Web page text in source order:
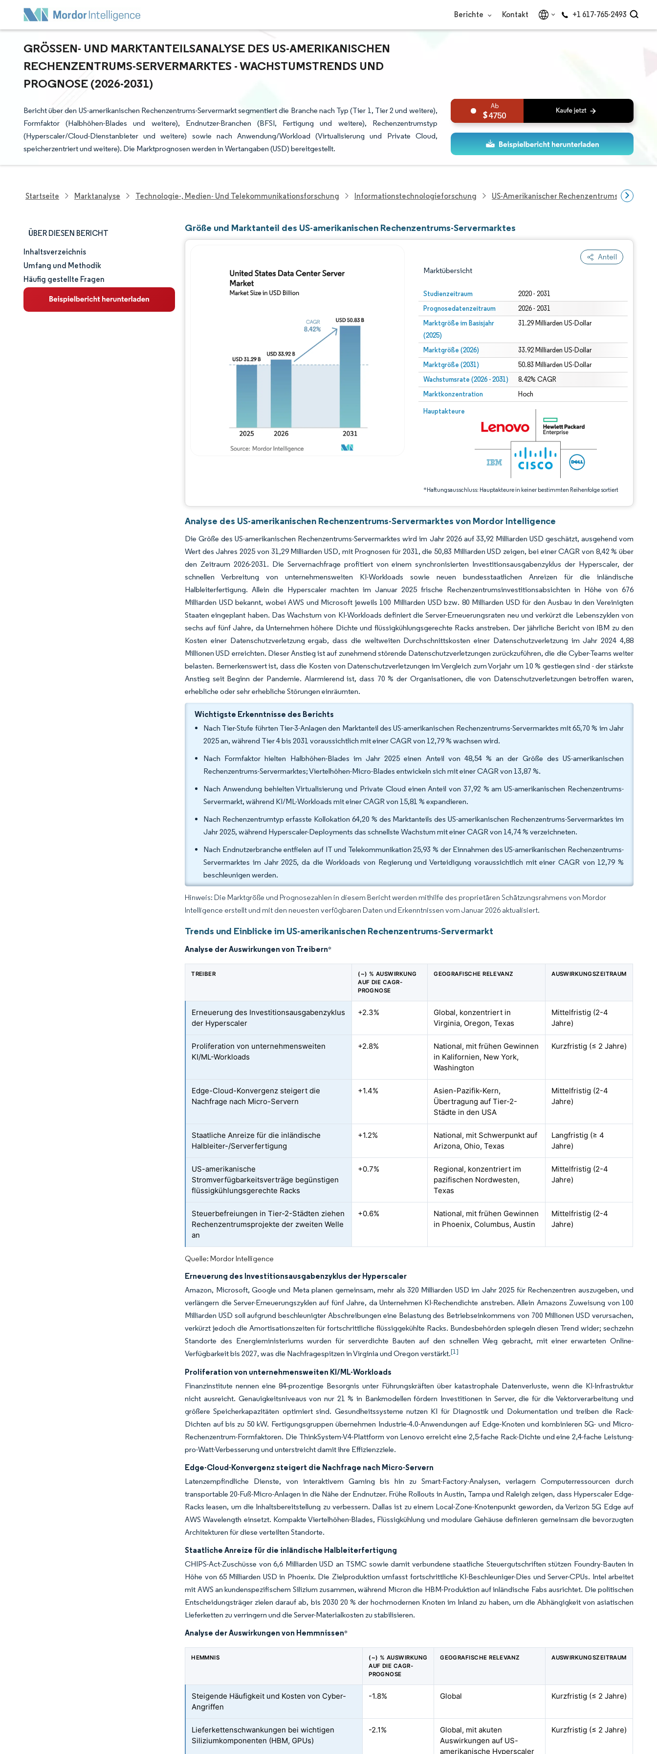
Berichte Kontakt +1 617-765-2493
GRÖSSEN- UND MARKTANTEILSANALYSE DES US-AMERIKANISCHEN R
ECHENZENTRUMS-SERVERMARKTES - WACHSTUMSTRENDS UND P
ROGNOSE (2026-2031)
Bericht über den US-amerikanischen Rechenzentrums-Servermarkt segmentiert die Branche nach Typ (Tier 1, Tier 2 und weitere),
Formfaktor (Halbhöhen-Blades und weitere), Endnutzer-Branchen (BFSI, Fertigung und weitere), Rechenzentrumstyp
(Hyperscaler/Cloud-Dienstanbieter und weitere) sowie nach Anwendung/Workload (Virtualisierung und Private Cloud,
speicherzentriert und weitere). Die Marktprognosen werden in Wertangaben (USD) bereitgestellt.
4750
Startseite Marktanalyse Technologie-, Medien- Und Telekommunikationsforschung Informationstechnologieforschung US-Amerikanischer Rechenzentrums-
ÜBER DIESEN BERICHT
Marktgröße und -anteil
Marktanalyse
Trends und Einblicke
Inhaltsverzeichnis
Umfang und Methodik
Häufig gestellte Fragen
Größe und Marktanteil des US-amerikanischen Rechenzentrums-Servermarktes
Anteil
Marktübersicht
Studienzeitraum 2020 - 2031
Prognosedatenzeitraum 2026 - 2031
Marktgröße im Basisjahr
(2025)
31.29 Milliarden US-Dollar
Marktgröße (2026) 33.92 Milliarden US-Dollar
Marktgröße (2031) 50.83 Milliarden US-Dollar
Wachstumsrate (2026 - 2031) 8.42% CAGR
Marktkonzentration Hoch
Hauptakteure
*Haftungsausschluss: Hauptakteure in keiner bestimmten Reihenfolge sortiert
Bild © Mordor Intelligence. Wiederverwendung erfordert Namensnennung gemäß CC BY 4.0.
Bild © Mordor Intelligence. Wiederverwendung erfordert Namensnennung gemäß CC BY 4.0.
Analyse des US-amerikanischen Rechenzentrums-Servermarktes von Mordor Intelligence
Die Größe des US-amerikanischen Rechenzentrums-Servermarktes wird im Jahr 2026 auf 33,92 Milliarden USD geschätzt, ausgehend vom
Wert des Jahres 2025 von 31,29 Milliarden USD, mit Prognosen für 2031, die 50,83 Milliarden USD zeigen, bei einer CAGR von 8,42 % über
den Zeitraum 2026-2031. Die Servernachfrage profitiert von einem synchronisierten Investitionsausgabenzyklus der Hyperscaler, der
schnellen Verbreitung von unternehmensweiten KI-Workloads sowie neuen bundesstaatlichen Anreizen für die inländische
Halbleiterfertigung. Allein die Hyperscaler machten im Januar 2025 frische Rechenzentrumsinvestitionsabsichten in Höhe von 676
Milliarden USD bekannt, wobei AWS und Microsoft jeweils 100 Milliarden USD bzw. 80 Milliarden USD für den Ausbau in den Vereinigten
Staaten eingeplant haben. Das Wachstum von KI-Workloads definiert die Server-Erneuerungsraten neu und verkürzt die Lebenszyklen von
sechs auf fünf Jahre, da Unternehmen höhere Dichte und flüssigkühlungsgerechte Racks anstreben. Der jährliche Bericht von IBM zu den
Kosten einer Datenschutzverletzung ergab, dass die weltweiten Durchschnittskosten einer Datenschutzverletzung im Jahr 2024 4,88
Millionen USD erreichten. Dieser Anstieg ist auf zunehmend störende Datenschutzverletzungen zurückzuführen, die die Cyber-Teams weiter
belasten. Bemerkenswert ist, dass die Kosten von Datenschutzverletzungen im Vergleich zum Vorjahr um 10 % gestiegen sind - der stärkste
Anstieg seit Beginn der Pandemie. Alarmierend ist, dass 70 % der Organisationen, die von Datenschutzverletzungen betroffen waren,
erhebliche oder sehr erhebliche Störungen einräumten.
Wichtigste Erkenntnisse des Berichts
Nach Tier-Stufe führten Tier-3-Anlagen den Marktanteil des US-amerikanischen Rechenzentrums-Servermarktes mit 65,70 % im Jahr
2025 an, während Tier 4 bis 2031 voraussichtlich mit einer CAGR von 12,79 % wachsen wird.
Nach Formfaktor hielten Halbhöhen-Blades im Jahr 2025 einen Anteil von 48,54 % an der Größe des US-amerikanischen
Rechenzentrums-Servermarktes; Viertelhöhen-Micro-Blades entwickeln sich mit einer CAGR von 13,87 %.
Nach Anwendung behielten Virtualisierung und Private Cloud einen Anteil von 37,92 % am US-amerikanischen Rechenzentrums-
Servermarkt, während KI/ML-Workloads mit einer CAGR von 15,81 % expandieren.
Nach Rechenzentrumtyp erfasste Kollokation 64,20 % des Marktanteils des US-amerikanischen Rechenzentrums-Servermarktes im
Jahr 2025, während Hyperscaler-Deployments das schnellste Wachstum mit einer CAGR von 14,74 % verzeichneten.
Nach Endnutzerbranche entfielen auf IT und Telekommunikation 25,93 % der Einnahmen des US-amerikanischen Rechenzentrums-
Servermarktes im Jahr 2025, da die Workloads von Regierung und Verteidigung voraussichtlich mit einer CAGR von 12,79 %
beschleunigen werden.
Hinweis: Die Marktgröße und Prognosezahlen in diesem Bericht werden mithilfe des proprietären Schätzungsrahmens von Mordor
Intelligence erstellt und mit den neuesten verfügbaren Daten und Erkenntnissen vom Januar 2026 aktualisiert.
Trends und Einblicke im US-amerikanischen Rechenzentrums-Servermarkt
Analyse der Auswirkungen von Treibern*
TREIBER
(~) % AUSWIRKUNG
AUF DIE CAGR-
PROGNOSE
GEOGRAFISCHE RELEVANZ AUSWIRKUNGSZEITRAUM
Erneuerung des Investitionsausgabenzyklus
der Hyperscaler
+2.3%
Global, konzentriert in
Virginia, Oregon, Texas
Mittelfristig (2-4
Jahre)
Proliferation von unternehmensweiten
KI/ML-Workloads
+2.8%
National, mit frühen Gewinnen
in Kalifornien, New York,
Washington
Kurzfristig (≤ 2 Jahre)
Edge-Cloud-Konvergenz steigert die
Nachfrage nach Micro-Servern
+1.4%
Asien-Pazifik-Kern,
Übertragung auf Tier-2-
Städte in den USA
Mittelfristig (2-4
Jahre)
Staatliche Anreize für die inländische
Halbleiter-/Serverfertigung
+1.2%
National, mit Schwerpunkt auf
Arizona, Ohio, Texas
Langfristig (≥ 4
Jahre)
US-amerikanische
Stromverfügbarkeitsverträge begünstigen
flüssigkühlungsgerechte Racks
+0.7%
Regional, konzentriert im
pazifischen Nordwesten,
Texas
Mittelfristig (2-4
Jahre)
Steuerbefreiungen in Tier-2-Städten ziehen
Rechenzentrumsprojekte der zweiten Welle
an
+0.6%
National, mit frühen Gewinnen
in Phoenix, Columbus, Austin
Mittelfristig (2-4
Jahre)
Quelle: Mordor Intelligence
Erneuerung des Investitionsausgabenzyklus der Hyperscaler
Amazon, Microsoft, Google und Meta planen gemeinsam, mehr als 320 Milliarden USD im Jahr 2025 für Rechenzentren auszugeben, und
verlängern die Server-Erneuerungszyklen auf fünf Jahre, da Unternehmen KI-Rechendichte anstreben. Allein Amazons Zuweisung von 100
Milliarden USD soll aufgrund beschleunigter Abschreibungen eine Belastung des Betriebseinkommens von 700 Millionen USD verursachen,
verkürzt jedoch die Amortisationszeiten für fortschrittliche flüssiggekühlte Racks. Bundesbehörden spiegeln diesen Trend wider; sechzehn
Standorte des Energieministeriums wurden für serverdichte Bauten auf den schnellen Weg gebracht, mit einer erwarteten Online-
Verfügbarkeit bis 2027, was die Nachfragespitzen in Virginia und Oregon verstärkt.[1]
Proliferation von unternehmensweiten KI/ML-Workloads
Finanzinstitute nennen eine 84-prozentige Besorgnis unter Führungskräften über katastrophale Datenverluste, wenn die KI-Infrastruktur
nicht ausreicht. Genauigkeitsniveaus von nur 21 % in Bankmodellen fördern Investitionen in Server, die für die Vektorverarbeitung und
größere Speicherkapazitäten optimiert sind. Gesundheitssysteme nutzen KI für Diagnostik und Dokumentation und treiben die Rack-
Dichten auf bis zu 50 kW. Fertigungsgruppen übernehmen Industrie-4.0-Anwendungen auf Edge-Knoten und kombinieren 5G- und Micro-
Rechenzentrum-Formfaktoren. Die ThinkSystem-V4-Plattform von Lenovo erreicht eine 2,5-fache Rack-Dichte und eine 2,4-fache Leistung-
pro-Watt-Verbesserung und unterstreicht damit ihre Effizienzziele.
Edge-Cloud-Konvergenz steigert die Nachfrage nach Micro-Servern
Latenzempfindliche Dienste, von interaktivem Gaming bis hin zu Smart-Factory-Analysen, verlagern Computerressourcen durch
transportable 20-Fuß-Micro-Anlagen in die Nähe der Endnutzer. Frühe Rollouts in Austin, Tampa und Raleigh zeigen, dass Hyperscaler Edge-
Racks leasen, um die Inhaltsbereitstellung zu verbessern. Dallas ist zu einem Local-Zone-Knotenpunkt geworden, da Verizon 5G Edge auf
AWS Wavelength einsetzt. Kompakte Viertelhöhen-Blades, Flüssigkühlung und modulare Gehäuse definieren gemeinsam die bevorzugten
Architekturen für diese verteilten Standorte.
Staatliche Anreize für die inländische Halbleiterfertigung
CHIPS-Act-Zuschüsse von 6,6 Milliarden USD an TSMC sowie damit verbundene staatliche Steuergutschriften stützen Foundry-Bauten in
Höhe von 65 Milliarden USD in Phoenix. Die Zielproduktion umfasst fortschrittliche KI-Beschleuniger-Dies und Server-CPUs. Intel arbeitet
mit AWS an kundenspezifischem Silizium zusammen, während Micron die HBM-Produktion auf inländische Fabs ausrichtet. Die politischen
Entscheidungsträger zielen darauf ab, bis 2030 20 % der hochmodernen Knoten im Inland zu haben, um die Abhängigkeit von asiatischen
Lieferketten zu verringern und die Server-Materialkosten zu stabilisieren.
Analyse der Auswirkungen von Hemmnissen*
HEMMNIS
(~) % AUSWIRKUNG
AUF DIE CAGR-
PROGNOSE
GEOGRAFISCHE RELEVANZ AUSWIRKUNGSZEITRAUM
Steigende Häufigkeit und Kosten von Cyber-
Angriffen
-1.8% Global Kurzfristig (≤ 2 Jahre)
Lieferkettenschwankungen bei wichtigen
Siliziumkomponenten (HBM, GPUs)
-2.1%
Global, mit akuten
Auswirkungen auf US-
amerikanische Hyperscaler
Kurzfristig (≤ 2 Jahre)